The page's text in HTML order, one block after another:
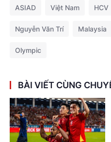
ASIAD Việt Nam HCV
Nguyễn Văn Trí Malaysia
Olympic
BÀI VIẾT CÙNG